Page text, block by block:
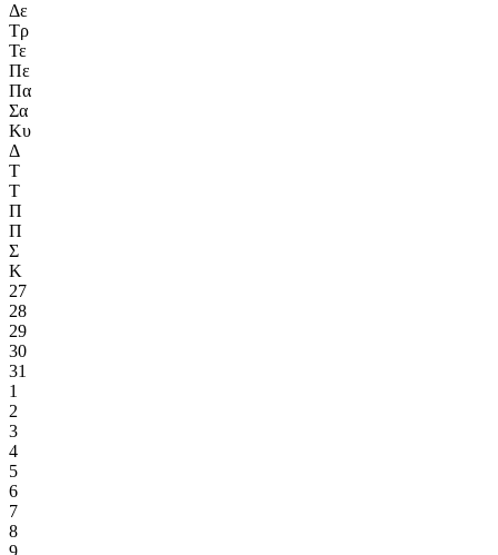
Δε
Τρ
Τε
Πε
Πα
Σα
Κυ
Δ
Τ
Τ
Π
Π
Σ
Κ
27
28
29
30
31
1
2
3
4
5
6
7
8
9